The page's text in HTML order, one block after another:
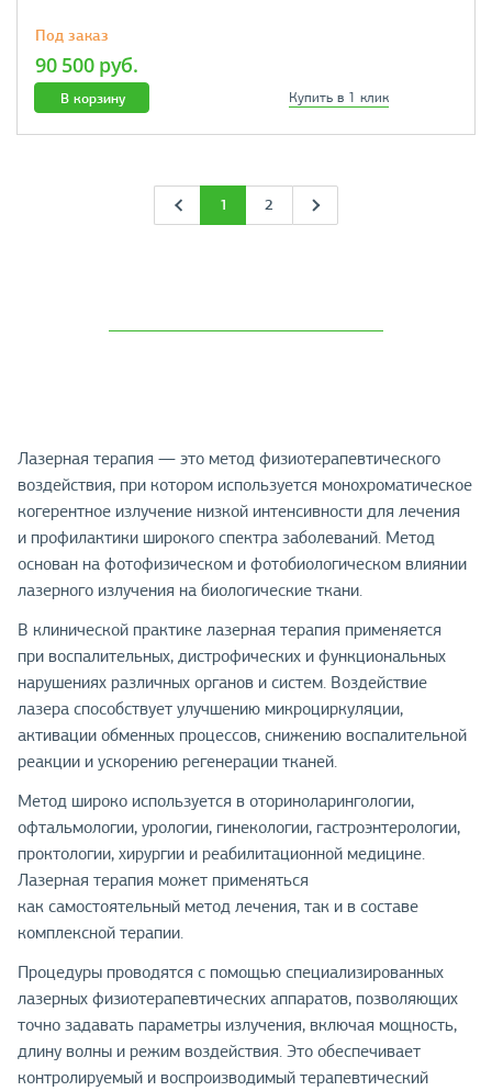
Под заказ
90 500 руб.
В корзину Купить в 1 клик
1 2
Лазерная терапия — это метод физиотерапевтического
воздействия, при котором используется монохроматическое
когерентное излучение низкой интенсивности для лечения
и профилактики широкого спектра заболеваний. Метод
основан на фотофизическом и фотобиологическом влиянии
лазерного излучения на биологические ткани.
В клинической практике лазерная терапия применяется
при воспалительных, дистрофических и функциональных
нарушениях различных органов и систем. Воздействие
лазера способствует улучшению микроциркуляции,
активации обменных процессов, снижению воспалительной
реакции и ускорению регенерации тканей.
Метод широко используется в оториноларингологии,
офтальмологии, урологии, гинекологии, гастроэнтерологии,
проктологии, хирургии и реабилитационной медицине.
Лазерная терапия может применяться
как самостоятельный метод лечения, так и в составе
комплексной терапии.
Процедуры проводятся с помощью специализированных
лазерных физиотерапевтических аппаратов, позволяющих
точно задавать параметры излучения, включая мощность,
длину волны и режим воздействия. Это обеспечивает
контролируемый и воспроизводимый терапевтический